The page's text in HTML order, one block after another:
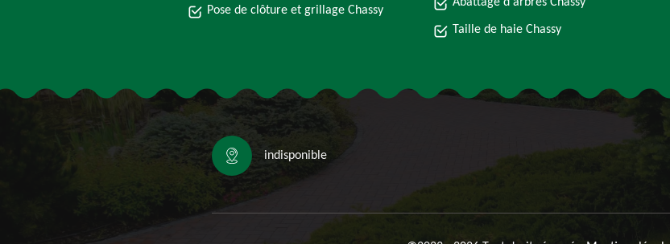
Pose de clôture et grillage Chassy
Taille de haie Chassy
indisponible